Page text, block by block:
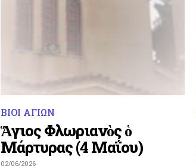
ΒΙΟΙ ΑΓΙΩΝ
Ἅγιος Φλωριανὸς ὁ
Μάρτυρας (4 Μαΐου)
02/06/2026